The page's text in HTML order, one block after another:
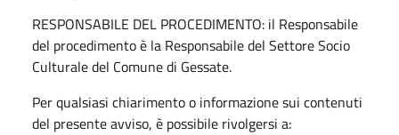
RESPONSABILE DEL PROCEDIMENTO: il Responsabile
del procedimento è la Responsabile del Settore Socio
Culturale del Comune di Gessate.
Per qualsiasi chiarimento o informazione sui contenuti
del presente avviso, è possibile rivolgersi a: